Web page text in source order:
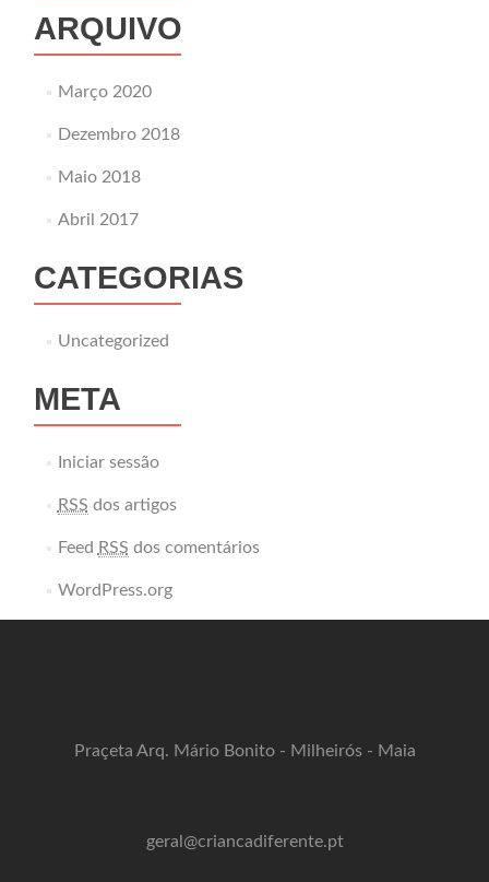
ARQUIVO
Março 2020
Dezembro 2018
Maio 2018
Abril 2017
CATEGORIAS
Uncategorized
META
Iniciar sessão
RSS dos artigos
Feed RSS dos comentários
WordPress.org
Praçeta Arq. Mário Bonito - Milheirós - Maia
geral@criancadiferente.pt